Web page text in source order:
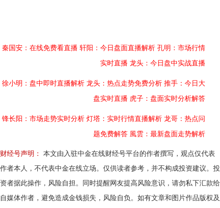
秦国安：在线免费看直播 轩阳：今日盘面直播解析 孔明：市场行情
实时直播 龙头：今日盘中实战直播
徐小明：盘中即时直播解析 龙头：热点走势免费分析 推手：今日大
盘实时直播 虎子：盘面实时分析解答
锋长阳：市场走势实时分析 灯塔：实时行情直播解析 龙哥：热点问
题免费解答 風雲：最新盘面走势解析
财经号声明：
本文由入驻中金在线财经号平台的作者撰写，观点仅代表
作者本人，不代表中金在线立场。仅供读者参考，并不构成投资建议。投
资者据此操作，风险自担。同时提醒网友提高风险意识，请勿私下汇款给
自媒体作者，避免造成金钱损失，风险自负。如有文章和图片作品版权及